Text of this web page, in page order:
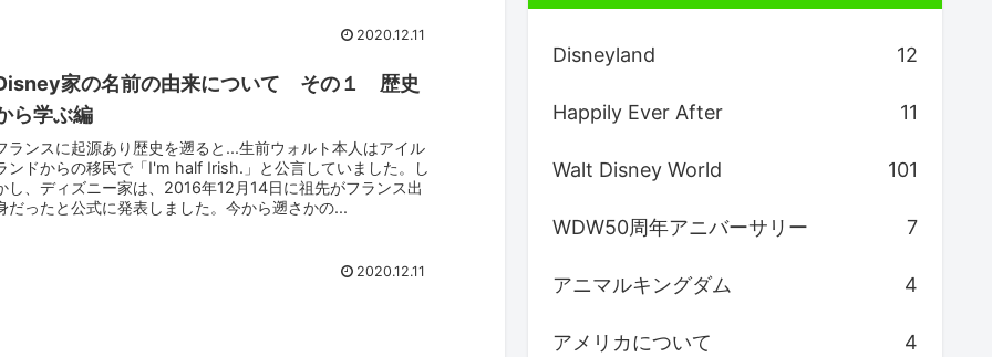
2020.12.11
家の名前の由来について その１ 歴史
ら学ぶ編
ランスに起源あり歴史を遡ると...生前ウォルト本人はアイル
ンドからの移民で「I'm half Irish.」と公言していました。し
し、ディズニー家は、2016年12月14日に祖先がフランス出
だったと公式に発表しました。今から遡さかの...
2020.12.11
Disneyland 12
Happily Ever After 11
Walt Disney World 101
WDW50周年アニバーサリー 7
アニマルキングダム 4
アメリカについて 4